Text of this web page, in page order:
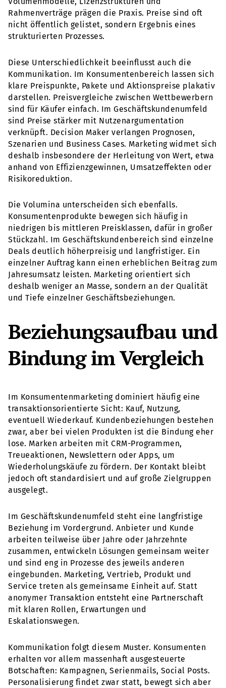
Rahmenverträge prägen die Praxis. Preise sind oft
nicht öffentlich gelistet, sondern Ergebnis eines
strukturierten Prozesses.
Diese Unterschiedlichkeit beeinflusst auch die
Kommunikation. Im Konsumentenbereich lassen sich
klare Preispunkte, Pakete und Aktionspreise plakativ
darstellen. Preisvergleiche zwischen Wettbewerbern
sind für Käufer einfach. Im Geschäftskundenumfeld
sind Preise stärker mit Nutzenargumentation
verknüpft. Decision Maker verlangen Prognosen,
Szenarien und Business Cases. Marketing widmet sich
deshalb insbesondere der Herleitung von Wert, etwa
anhand von Effizienzgewinnen, Umsatzeffekten oder
Risikoreduktion.
Die Volumina unterscheiden sich ebenfalls.
Konsumentenprodukte bewegen sich häufig in
niedrigen bis mittleren Preisklassen, dafür in großer
Stückzahl. Im Geschäftskundenbereich sind einzelne
Deals deutlich höherpreisig und langfristiger. Ein
einzelner Auftrag kann einen erheblichen Beitrag zum
Jahresumsatz leisten. Marketing orientiert sich
deshalb weniger an Masse, sondern an der Qualität
und Tiefe einzelner Geschäftsbeziehungen.
Beziehungsaufbau und
Bindung im Vergleich
Im Konsumentenmarketing dominiert häufig eine
transaktionsorientierte Sicht: Kauf, Nutzung,
eventuell Wiederkauf. Kundenbeziehungen bestehen
zwar, aber bei vielen Produkten ist die Bindung eher
lose. Marken arbeiten mit CRM-Programmen,
Treueaktionen, Newslettern oder Apps, um
Wiederholungskäufe zu fördern. Der Kontakt bleibt
jedoch oft standardisiert und auf große Zielgruppen
ausgelegt.
Im Geschäftskundenumfeld steht eine langfristige
Beziehung im Vordergrund. Anbieter und Kunde
arbeiten teilweise über Jahre oder Jahrzehnte
zusammen, entwickeln Lösungen gemeinsam weiter
und sind eng in Prozesse des jeweils anderen
eingebunden. Marketing, Vertrieb, Produkt und
Service treten als gemeinsame Einheit auf. Statt
anonymer Transaktion entsteht eine Partnerschaft
mit klaren Rollen, Erwartungen und
Eskalationswegen.
Kommunikation folgt diesem Muster. Konsumenten
erhalten vor allem massenhaft ausgesteuerte
Botschaften: Kampagnen, Serienmails, Social Posts.
Personalisierung findet zwar statt, bewegt sich aber